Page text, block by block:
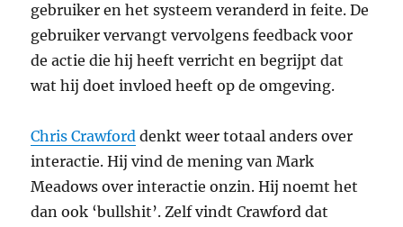
gebruiker en het systeem veranderd in feite. De
gebruiker vervangt vervolgens feedback voor
de actie die hij heeft verricht en begrijpt dat
wat hij doet invloed heeft op de omgeving.
Chris Crawford denkt weer totaal anders over
interactie. Hij vind de mening van Mark
Meadows over interactie onzin. Hij noemt het
dan ook ‘bullshit’. Zelf vindt Crawford dat